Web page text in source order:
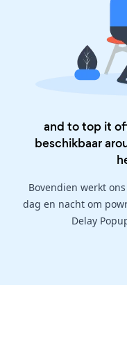
and to top it
beschikbaar
Bovendien werkt
dag en nacht om
Delay